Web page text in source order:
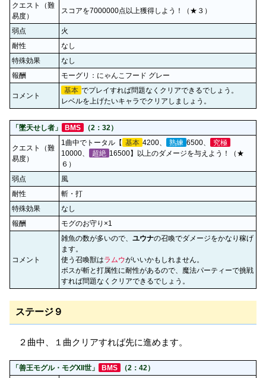
クエスト（難
易度）
スコアを7000000点以上獲得しよう！（★３）
弱点
火
耐性
なし
特殊効果
なし
報酬
モーグリ：にゃんこフード グレー
コメント
基本 でプレイすれば問題なくクリアできるでしょう。
レベルを上げたいキャラでクリアしましょう。
「墜天せし者」 BMS （2：32）
クエスト（難
易度）
1曲中でトータル【 基本 4200、 熟練 6500、
究極
10000、
超絶 16500】以上のダメージを与えよう！（★
６）
弱点
風
耐性
斬・打
特殊効果
なし
報酬
モグのお守り×1
コメント
雑魚の数が多いので、 ユウナの召喚でダメージをかなり稼げ
ます。
使う召喚獣はラムウがいいかもしれません。
ボスが斬と打属性に耐性があるので、魔法パーティーで挑戦
すれば問題なくクリアできるでしょう。
ステージ９
２曲中、１曲クリアすれば先に進めます。
「善王モグル・モグXII世」 BMS
（2：42）